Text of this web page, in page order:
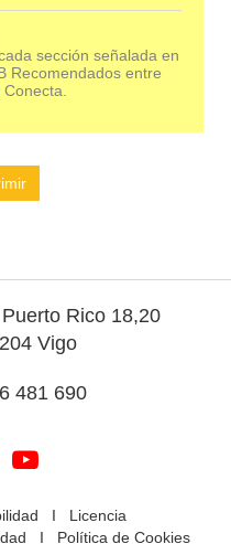
sección señalada en
Recomendados entre
Rico 18,20
Vigo
481 690
I Licencia
I Política de Cookies